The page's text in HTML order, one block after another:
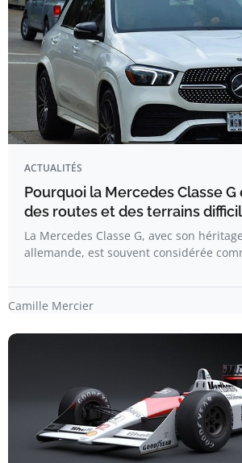
ACTUALITÉS
Pourquoi la Mercedes Classe
des routes et des terrains
La Mercedes Classe G, avec son
allemande, est souvent considérée
Camille Mercier